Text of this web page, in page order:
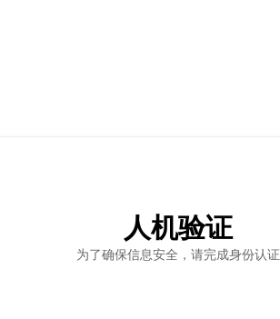
人机验证
为了确保信息安全，请完成身份认证